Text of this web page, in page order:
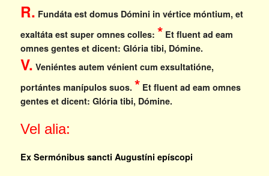
R. Fundáta est domus Dómini in vértice móntium, et
exaltáta est super omnes colles: * Et fluent ad eam
omnes gentes et dicent: Glória tibi, Dómine.
V. Veniéntes autem vénient cum exsultatióne,
portántes manípulos suos. * Et fluent ad eam omnes
gentes et dicent: Glória tibi, Dómine.
Vel alia:
Ex Sermónibus sancti Augustíni epíscopi